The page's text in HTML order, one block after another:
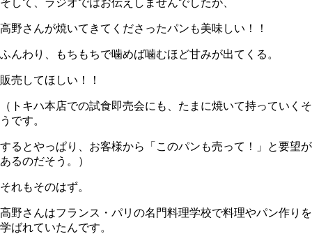
そして、ラジオではお伝えしませんでしたが、
高野さんが焼いてきてくださったパンも美味しい！！
ふんわり、もちもちで噛めば噛むほど甘みが出てくる。
販売してほしい！！
（トキハ本店での試食即売会にも、たまに焼いて持っていくそ
うです。
するとやっぱり、お客様から「このパンも売って！」と要望が
あるのだそう。）
それもそのはず。
高野さんはフランス・パリの名門料理学校で料理やパン作りを
学ばれていたんです。